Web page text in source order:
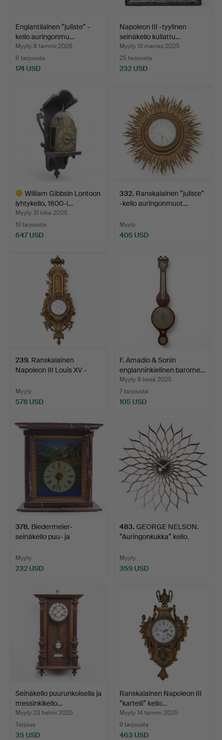
Englantilainen ”juliste” -
kello auringonmu…
Myyty 8 tammi 2026
8 tarjousta
174 USD
Napoleon III -tyylinen
seinäkello kullattu…
Myyty 13 marras 2025
25 tarjousta
232 USD
William Gibbsin Lontoon
lyhtykello, 1800-l…
Myyty 31 loka 2025
13 tarjousta
647 USD
332. Ranskalainen ”juliste”
-kello auringonmuot…
Myyty
405 USD
239. Ranskalainen
Napoleon III Louis XV -
Myyty
578 USD
F. Amadio & Sonin
englanninkielinen barome…
Myyty 8 kesä 2025
7 tarjousta
105 USD
378. Biedermeier-
seinäkello puu- ja
Myyty
232 USD
483. GEORGE NELSON.
”Auringonkukka” kello.
Myyty
359 USD
Seinäkello puurunkoisella ja
messinkikello…
Myyty 23 helmi 2025
Tarjous
35 USD
Ranskalainen Napoleon III
”kartelli” kello…
Myyty 14 tammi 2025
9 tarjousta
463 USD